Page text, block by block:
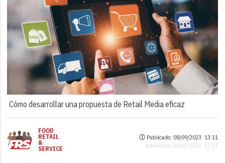
Cómo desarrollar una propuesta de Retail Media eficaz
FOOD
RETAIL
&
SERVICE
Publicado: 08/09/2023 ·13:11
Actualizado: 08/09/2023 · 13:11